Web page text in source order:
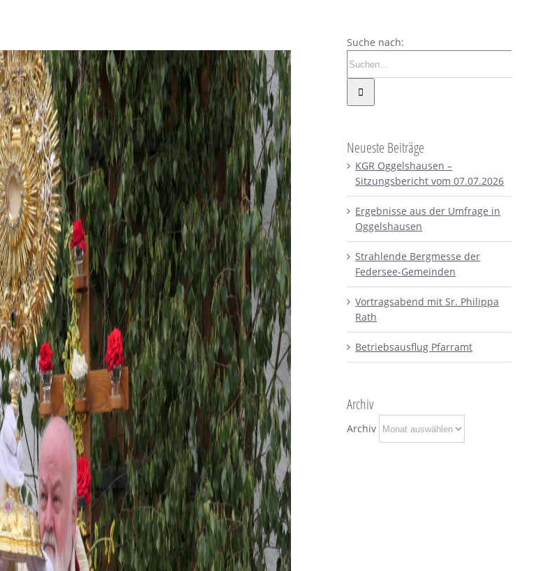
Suche nach:
Neueste Beiträge
KGR Oggelshausen –
Sitzungsbericht vom 07.07.2026
Ergebnisse aus der Umfrage in
Oggelshausen
Strahlende Bergmesse der
Federsee-Gemeinden
Vortragsabend mit Sr. Philippa
Rath
Betriebsausflug Pfarramt
Archiv
Archiv